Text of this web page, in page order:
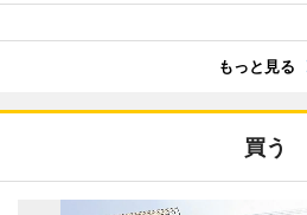
もっと見る
買う